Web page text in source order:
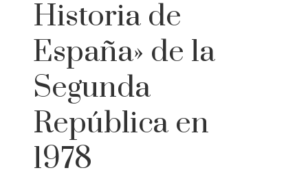
Historia de
España» de la
Segunda
República en
1978